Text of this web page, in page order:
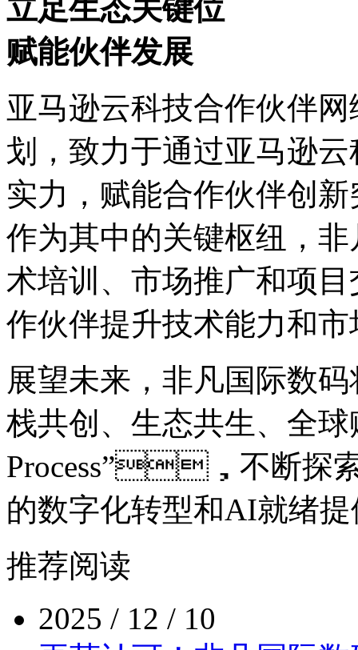
立足生态关键位
赋能伙伴发展
亚马逊云科技合作伙伴
划，致力于通过亚马
实力，赋能合作伙伴创
作为其中的关键枢纽
术培训、市场推广和项
作伙伴提升技术能力和
展望未来，非凡国际
栈共创、生态共生、全
Process”，不断探索
的数字化转型和AI就绪
推荐阅读
2025 / 12 / 10